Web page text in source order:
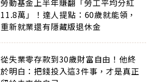
勞動基金上半年賺翻「勞工平均分紅
11.8萬」！達人提點：60歲就能領，
重新就業還有隱藏版退休金
從失業零存款到30歲財富自由！他終
於明白：把錢投入這3件事，才是真正